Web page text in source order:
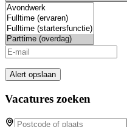
Alert opslaan
Vacatures zoeken